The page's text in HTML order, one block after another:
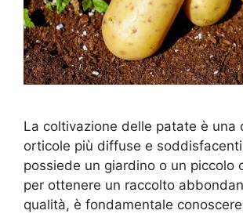
La coltivazione delle patate è una
orticole più diffuse e
possiede un giardino o un piccolo
per ottenere un raccolto
qualità, è fondamentale